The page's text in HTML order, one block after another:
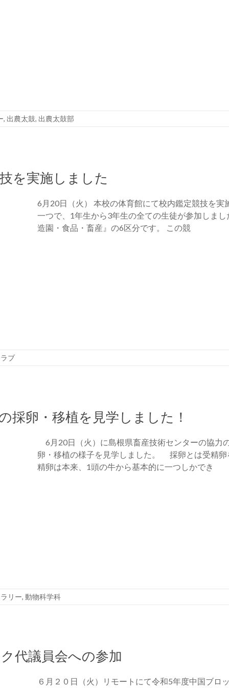
, 出農太鼓, 出農太鼓部
を実施しました
6月20日（火） 本校の体育館にて校内鑑定競技を
一つで、1年生から3年生の全ての生徒が参加しま
造園・食品・畜産』の6区分です。 この競
ブ
採卵・移植を見学しました！
6月20日（火）に島根県畜産技術センターの協力
卵・移植の様子を見学しました。 採卵とは受精
精卵は本来、1頭の牛から基本的に一つしかでき
リー, 動物科学科
代議員会への参加
６月２０日（火）リモートにて令和5年度中国ブロ